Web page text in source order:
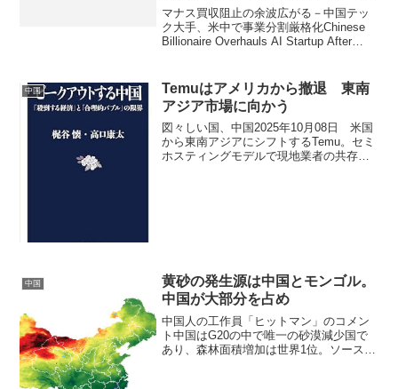
が中国国内にある」と判断。「技
術流出」と見なして介入
マナス買収阻止の余波広がる－中国テッ
ク大手、米中で事業分割厳格化Chinese
Billionaire Overhauls AI Startup After
中国
Temuはアメリカから撤退 東南
アジア市場に向かう
図々しい国、中国2025年10月08日 米国
から東南アジアにシフトするTemu。セミ
ホスティングモデルで現地業者の共存を
中国
黄砂の発生源は中国とモンゴル。
中国が大部分を占め
中国人の工作員「ヒットマン」のコメン
ト中国はG20の中で唯一の砂漠減少国で
あり、森林面積増加は世界1位。ソース：